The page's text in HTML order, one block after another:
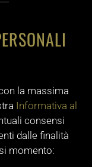
la massima
Informativa al
consensi
dalle finalità
momento: